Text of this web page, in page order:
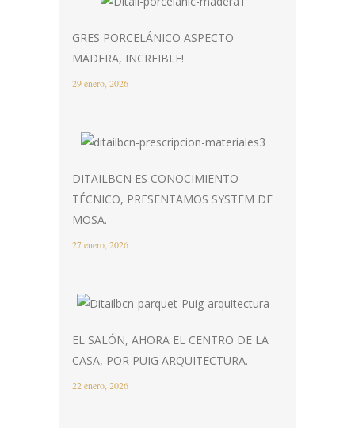
GRES PORCELÁNICO ASPECTO
MADERA, INCREIBLE!
29 enero, 2026
DITAILBCN ES CONOCIMIENTO
TÉCNICO, PRESENTAMOS SYSTEM DE
MOSA.
27 enero, 2026
EL SALÓN, AHORA EL CENTRO DE LA
CASA, POR PUIG ARQUITECTURA.
22 enero, 2026